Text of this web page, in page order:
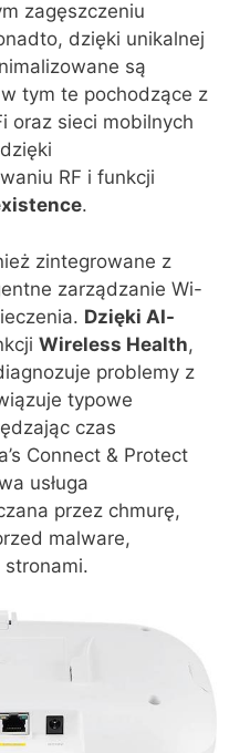
zagęszczeniu
dzięki unikalnej
są
tym te pochodzące z
oraz sieci mobilnych
RF i funkcji
.
zintegrowane z
zarządzanie Wi-
Dzięki AI-
Wireless Health,
problemy z
typowe
czas
Connect & Protect
usługa
przez chmurę,
malware,
stronami.